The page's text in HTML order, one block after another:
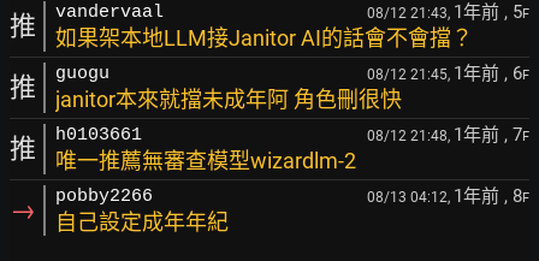
推 vandervaal 08/12 21:43, 1年前 , 5F
如果架本地LLM接Janitor AI的話會不會擋？
推 guogu 08/12 21:45, 1年前 , 6F
janitor本來就擋未成年阿 角色刪很快
推 h0103661 08/12 21:48, 1年前 , 7F
唯一推薦無審查模型wizardlm-2
→ pobby2266 08/13 04:12, 1年前 , 8F
自己設定成年年紀